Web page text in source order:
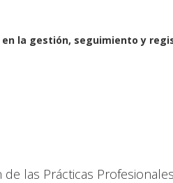
la gestión, seguimiento y
las Prácticas